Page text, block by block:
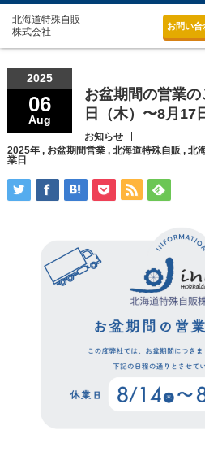
お問い合
2025
06
Aug
お盆期間の営業
日（木）〜8月17
お知らせ
2025年, お盆期間営業, 北海道特殊自販 , 北
業日